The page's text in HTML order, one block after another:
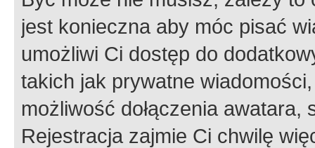
jest konieczna aby móc pisać
umożliwi Ci dostęp do
takich jak prywatne
możliwość dołączenia
Rejestracja zajmie Ci chwilę